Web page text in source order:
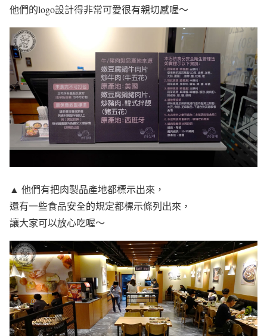
他們的logo設計得非常可愛很有親切感喔～
▲ 他們有把肉製品產地都標示出來，
還有一些食品安全的規定都標示條列出來，
讓大家可以放心吃喔～